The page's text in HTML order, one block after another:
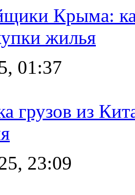
Крыма:
жилья
01:37
грузов из
23:09